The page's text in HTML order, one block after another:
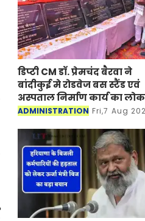
डिप्टी CM डॉ. प्रेमचंद बैरवा ने
बांदीकुई मे रोडवेज बस स्टैंड एवं
अस्पताल निर्माण कार्य का
शिलान्यास किया
ADMINISTRATION Fri,7 Aug